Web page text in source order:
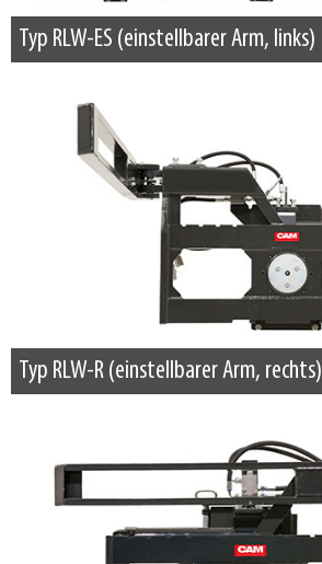
Typ RLW-ES (einstellbarer Arm, links)
Typ RLW-R (einstellbarer Arm, rechts)